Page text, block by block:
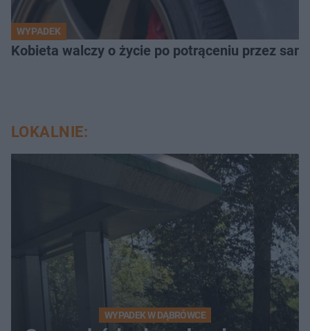
WYPADEK
Kobieta walczy o życie po potrąceniu przez
LOKALNIE:
WYPADEK W DĄBRÓWCE